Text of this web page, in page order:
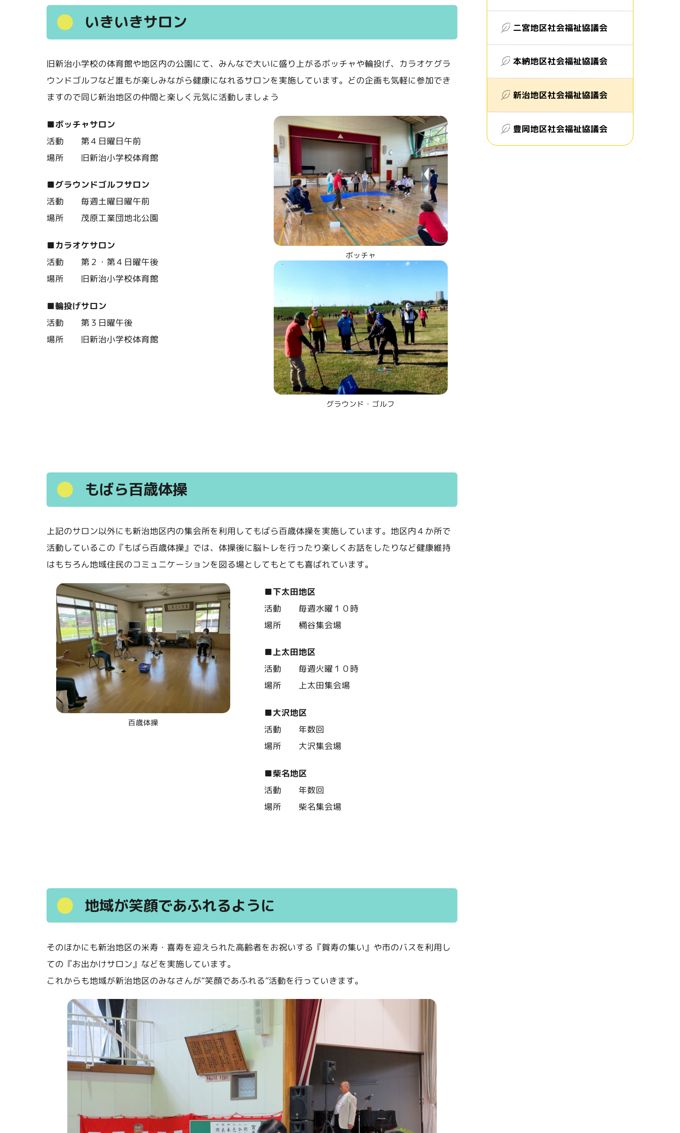
いきいきサロン
旧新治小学校の体育館や地区内の公園にて、みんなで大いに盛り上がるボッチャや輪投げ、カラオケグラ
ウンドゴルフなど誰もが楽しみながら健康になれるサロンを実施しています。どの企画も気軽に参加でき
ますので同じ新治地区の仲間と楽しく元気に活動しましょう
■ボッチャサロン
活動 第４日曜日午前
場所 旧新治小学校体育館
■グラウンドゴルフサロン
活動 毎週土曜日曜午前
場所 茂原工業団地北公園
■カラオケサロン
活動 第２・第４日曜午後
場所 旧新治小学校体育館
■輪投げサロン
活動 第３日曜午後
場所 旧新治小学校体育館
ボッチャ
グラウンド・ゴルフ
もばら百歳体操
上記のサロン以外にも新治地区内の集会所を利用してもばら百歳体操を実施しています。地区内４か所で
活動しているこの『もばら百歳体操』では、体操後に脳トレを行ったり楽しくお話をしたりなど健康維持
はもちろん地域住民のコミュニケーションを図る場としてもとても喜ばれています。
百歳体操
■下太田地区
活動 毎週水曜１０時
場所 桶谷集会場
■上太田地区
活動 毎週火曜１０時
場所 上太田集会場
■大沢地区
活動 年数回
場所 大沢集会場
■柴名地区
活動 年数回
場所 柴名集会場
地域が笑顔であふれるように
そのほかにも新治地区の米寿・喜寿を迎えられた高齢者をお祝いする『賀寿の集い』や市のバスを利用し
ての『お出かけサロン』などを実施しています。
これからも地域が新治地区のみなさんが“笑顔であふれる”活動を行っていきます。
二宮地区社会福祉協議会
本納地区社会福祉協議会
新治地区社会福祉協議会
豊岡地区社会福祉協議会